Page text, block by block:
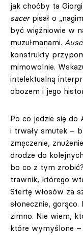
jak choćby ta
sacerpisał o
być więźniowie w
muzułmanami.
konstrukty
mimowolnie.
intelektualną
obozem i jego
Po co jedzie się do
i trwały smutek –
zmęczenie,
drodze do
bo co z tym
trawnik, którego
Stertę włosów za
słonecznie,
zimno. Nie wiem,
które wymyślone –